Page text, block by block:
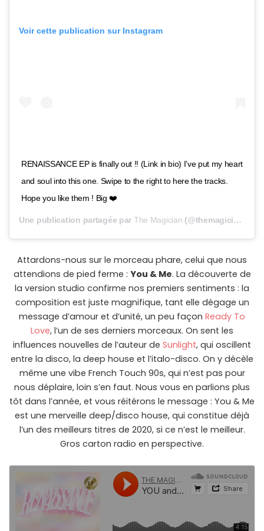
Voir cette publication sur Instagram
RENAISSANCE EP is finally out !! (Link in bio) I’ve put my heart
and soul into this one. Swipe to the right to here the tracks.
Hope you like them ! Big ❤️
Une publication partagée par The Magician (@themagicianclub) le
Attardons-nous sur le morceau phare, celui que nous
attendions de pied ferme : You & Me. La découverte de
la version studio confirme nos premiers sentiments : la
composition est juste magnifique, tant elle dégage un
message d’amour et d’unité, un peu façon Ready To
Love, l’un de ses derniers morceaux. On sent les
influences nouvelles de l’auteur de Sunlight, qui oscillent
entre la disco, la deep house et l’italo-disco. On y décèle
même une vibe French Touch 90s, qui n’est pas pour
nous déplaire, loin s’en faut. Nous vous en parlions plus
tôt dans l’année, et vous réitérons le message : You & Me
est une merveille deep/disco house, qui constitue déjà
l’un des meilleurs titres de 2020, si ce n’est le meilleur.
Gros carton radio en perspective.